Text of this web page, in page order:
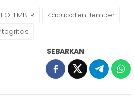
jEMBER
Kabupaten Jember
SEBARKAN